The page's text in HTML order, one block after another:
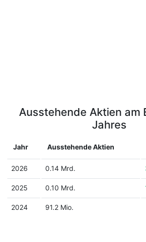
Ausstehende Aktien am
Jahres
Jahr Ausstehende Aktien
2026 0.14 Mrd.
2025 0.10 Mrd.
2024 91.2 Mio.